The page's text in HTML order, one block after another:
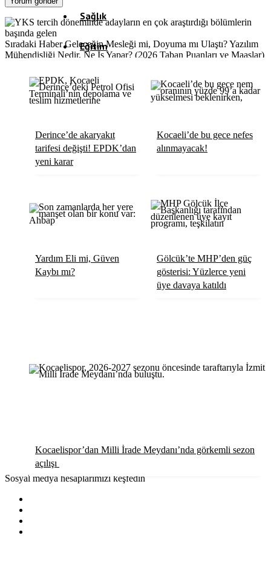
Sağlık
Eğitim
Teknoloji
Köşe Yazıları
Video Galeri
Sıradaki Haber Geleceğin Mesleği mi, Doyuma mı Ulaştı? Yazılım
Mühendisliği Nedir, Ne İş Yapar? (2026 Taban Puanları ve Maaşlar)
Derince’de akaryakıt
tarifesi değişti! EPDK’dan
yeni karar
Kocaeli’de bu gece nefes
alınmayacak!
Yardım Eli mi, Güven
Kaybı mı?
Gölcük’te MHP’den güç
gösterisi: Yüzlerce yeni
üye davaya katıldı
Kocaelispor’dan Milli İrade Meydanı’nda görkemli sezon
açılışı
Sosyal medya hesaplarımızı keşfedin